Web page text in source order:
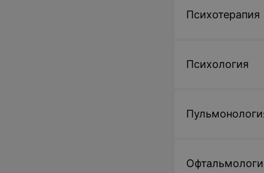
Психотерапия
Психология